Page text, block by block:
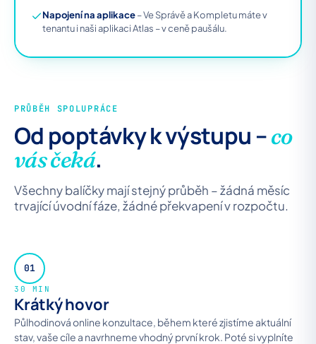
Napojení na aplikace– Ve Správě a Kompletu máte v
tenantu i naši aplikaci Atlas – v ceně paušálu.
PRŮBĚH SPOLUPRÁCE
Od poptávky k výstupu –co
vás čeká.
Všechny balíčky mají stejný průběh – žádná měsíc
trvající úvodní fáze, žádné překvapení v rozpočtu.
01
30 MIN
Krátký hovor
Půlhodinová online konzultace, během které zjistíme aktuální
stav, vaše cíle a navrhneme vhodný první krok. Poté si vyplníte